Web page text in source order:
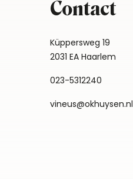
Contact
Küppersweg 19
2031 EA Haarlem
023-5312240
vineus@okhuysen.nl